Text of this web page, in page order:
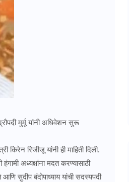
मुर्मू यांनी अधिवेशन सुरू
रिजीजू यांनी ही माहिती दिली.
अध्यक्षांना मदत करण्यासाठी
सुदीप बंदोपाध्याय यांची सदस्यपदी